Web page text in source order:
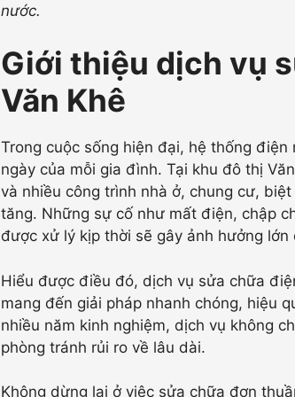
nước.
Giới thiệu dịch vụ
Văn Khê
Trong cuộc sống hiện đại, hệ thống
ngày của mỗi gia đình. Tại khu đô thị
và nhiều công trình nhà ở, chung cư,
tăng. Những sự cố như mất điện, chập
được xử lý kịp thời sẽ gây ảnh hưởng
Hiểu được điều đó, dịch vụ sửa chữa
mang đến giải pháp nhanh chóng, hiệu
nhiều năm kinh nghiệm, dịch vụ không
phòng tránh rủi ro về lâu dài.
Không dừng lại ở việc sửa chữa đơn